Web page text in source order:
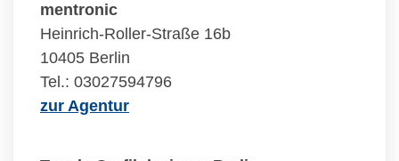
mentronic
Heinrich-Roller-Straße 16b
10405 Berlin
Tel.: 03027594796
zur Agentur